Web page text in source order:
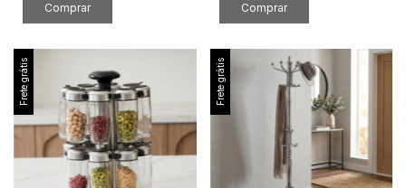
Comprar
Frete grátis Frete grátis